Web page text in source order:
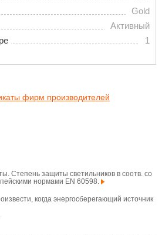
Gold
Активный
1
фирм производителей
Степень защиты светильников в соотв. со
нормами EN 60598.
когда энергосберегающий источник